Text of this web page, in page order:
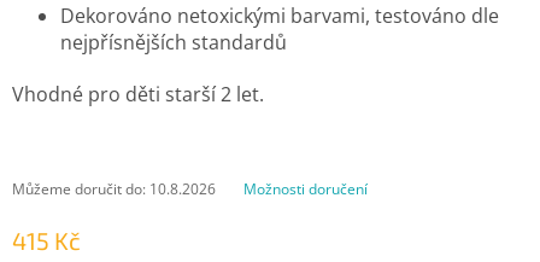
415 Kč
Můžeme doručit do: 10.8.2026 Možnosti doručení
Dekorováno netoxickými barvami, testováno dle
nejpřísnějších standardů
Vhodné pro děti starší 2 let.